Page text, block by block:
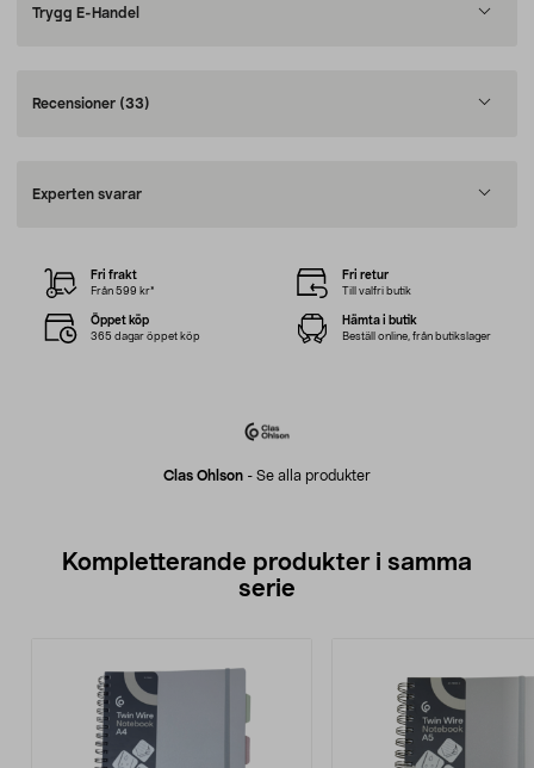
Trygg E-Handel
Recensioner (33)
Experten svarar
Clas Ohlson - Se alla produkter
Fri frakt
Från 599 kr*
Fri retur
Till valfri butik
Öppet köp
365 dagar öppet köp
Hämta i butik
Beställ online, från butikslager
Kompletterande produkter i samma
serie